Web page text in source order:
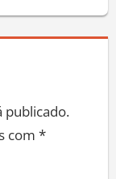
publicado.
com *